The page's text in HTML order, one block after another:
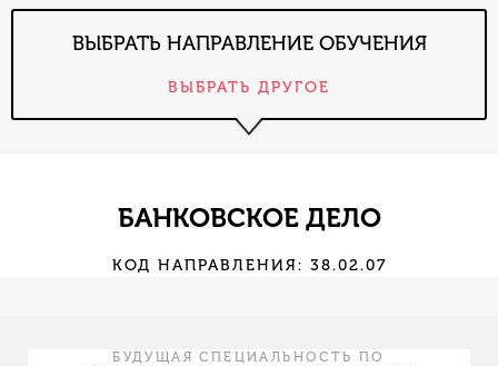
ВЫБРАТЬ НАПРАВЛЕНИЕ ОБУЧЕНИЯ
ВЫБРАТЬ ДРУГОЕ
БАНКОВСКОЕ ДЕЛО
КОД НАПРАВЛЕНИЯ: 38.02.07
БУДУЩАЯ СПЕЦИАЛЬНОСТЬ ПО